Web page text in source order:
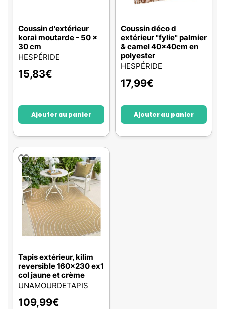
Coussin d'extérieur
korai moutarde - 50 x
30 cm
HESPÉRIDE
15,83€
Ajouter au panier
Coussin déco d
extérieur "fylie" palmier
& camel 40x40cm en
polyester
HESPÉRIDE
17,99€
Ajouter au panier
Tapis extérieur, kilim
reversible 160x230 ex1
col jaune et crème
UNAMOURDETAPIS
109,99€